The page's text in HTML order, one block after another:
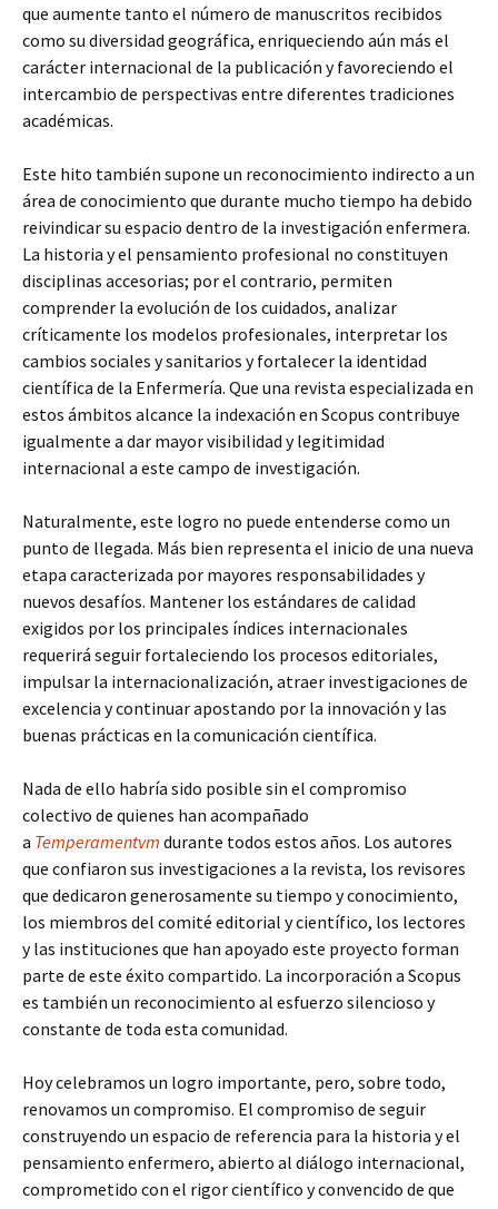
que aumente tanto el número de manuscritos recibidos
como su diversidad geográfica, enriqueciendo aún más el
carácter internacional de la publicación y favoreciendo el
intercambio de perspectivas entre diferentes tradiciones
académicas.
Este hito también supone un reconocimiento indirecto a un
área de conocimiento que durante mucho tiempo ha debido
reivindicar su espacio dentro de la investigación enfermera.
La historia y el pensamiento profesional no constituyen
disciplinas accesorias; por el contrario, permiten
comprender la evolución de los cuidados, analizar
críticamente los modelos profesionales, interpretar los
cambios sociales y sanitarios y fortalecer la identidad
científica de la Enfermería. Que una revista especializada en
estos ámbitos alcance la indexación en Scopus contribuye
igualmente a dar mayor visibilidad y legitimidad
internacional a este campo de investigación.
Naturalmente, este logro no puede entenderse como un
punto de llegada. Más bien representa el inicio de una nueva
etapa caracterizada por mayores responsabilidades y
nuevos desafíos. Mantener los estándares de calidad
exigidos por los principales índices internacionales
requerirá seguir fortaleciendo los procesos editoriales,
impulsar la internacionalización, atraer investigaciones de
excelencia y continuar apostando por la innovación y las
buenas prácticas en la comunicación científica.
Nada de ello habría sido posible sin el compromiso
colectivo de quienes han acompañado
a Temperamentvm durante todos estos años. Los autores
que confiaron sus investigaciones a la revista, los revisores
que dedicaron generosamente su tiempo y conocimiento,
los miembros del comité editorial y científico, los lectores
y las instituciones que han apoyado este proyecto forman
parte de este éxito compartido. La incorporación a Scopus
es también un reconocimiento al esfuerzo silencioso y
constante de toda esta comunidad.
Hoy celebramos un logro importante, pero, sobre todo,
renovamos un compromiso. El compromiso de seguir
construyendo un espacio de referencia para la historia y el
pensamiento enfermero, abierto al diálogo internacional,
comprometido con el rigor científico y convencido de que